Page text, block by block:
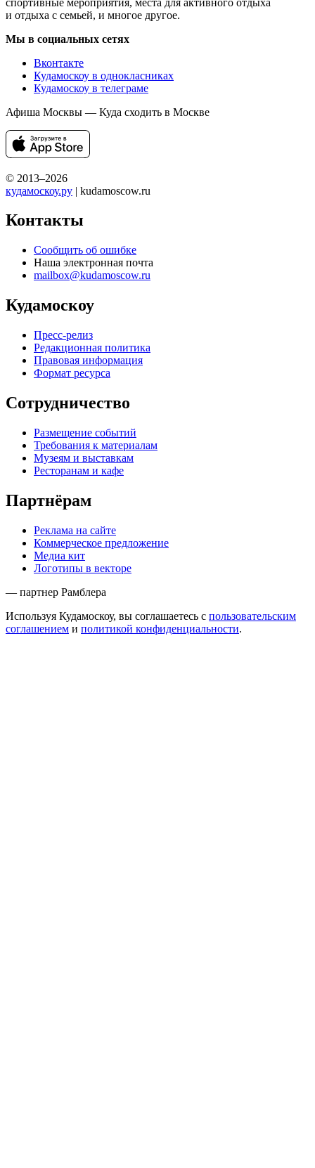
и отдыха с семьей, и многое другое.
Мы в социальных сетях
Вконтакте
Кудамоскоу в однокласниках
Кудамоскоу в телеграме
Афиша Москвы — Куда сходить в Москве
© 2013–2026
кудамоскоу.ру | kudamoscow.ru
Контакты
Сообщить об ошибке
Наша электронная почта
mailbox@kudamoscow.ru
Кудамоскоу
Пресс-релиз
Редакционная политика
Правовая информация
Формат ресурса
Сотрудничество
Размещение событий
Требования к материалам
Музеям и выставкам
Ресторанам и кафе
Партнёрам
Реклама на сайте
Коммерческое предложение
Медиа кит
Логотипы в векторе
— партнер Рамблера
Используя Кудамоскоу, вы соглашаетесь с пользовательским
соглашением и политикой конфиденциальности.